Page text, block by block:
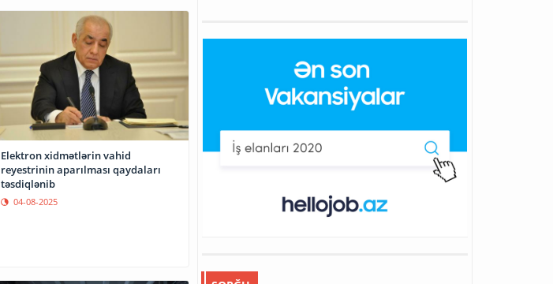
Elektron xidmətlərin vahid
reyestrinin aparılması qaydaları
təsdiqlənib
04-08-2025